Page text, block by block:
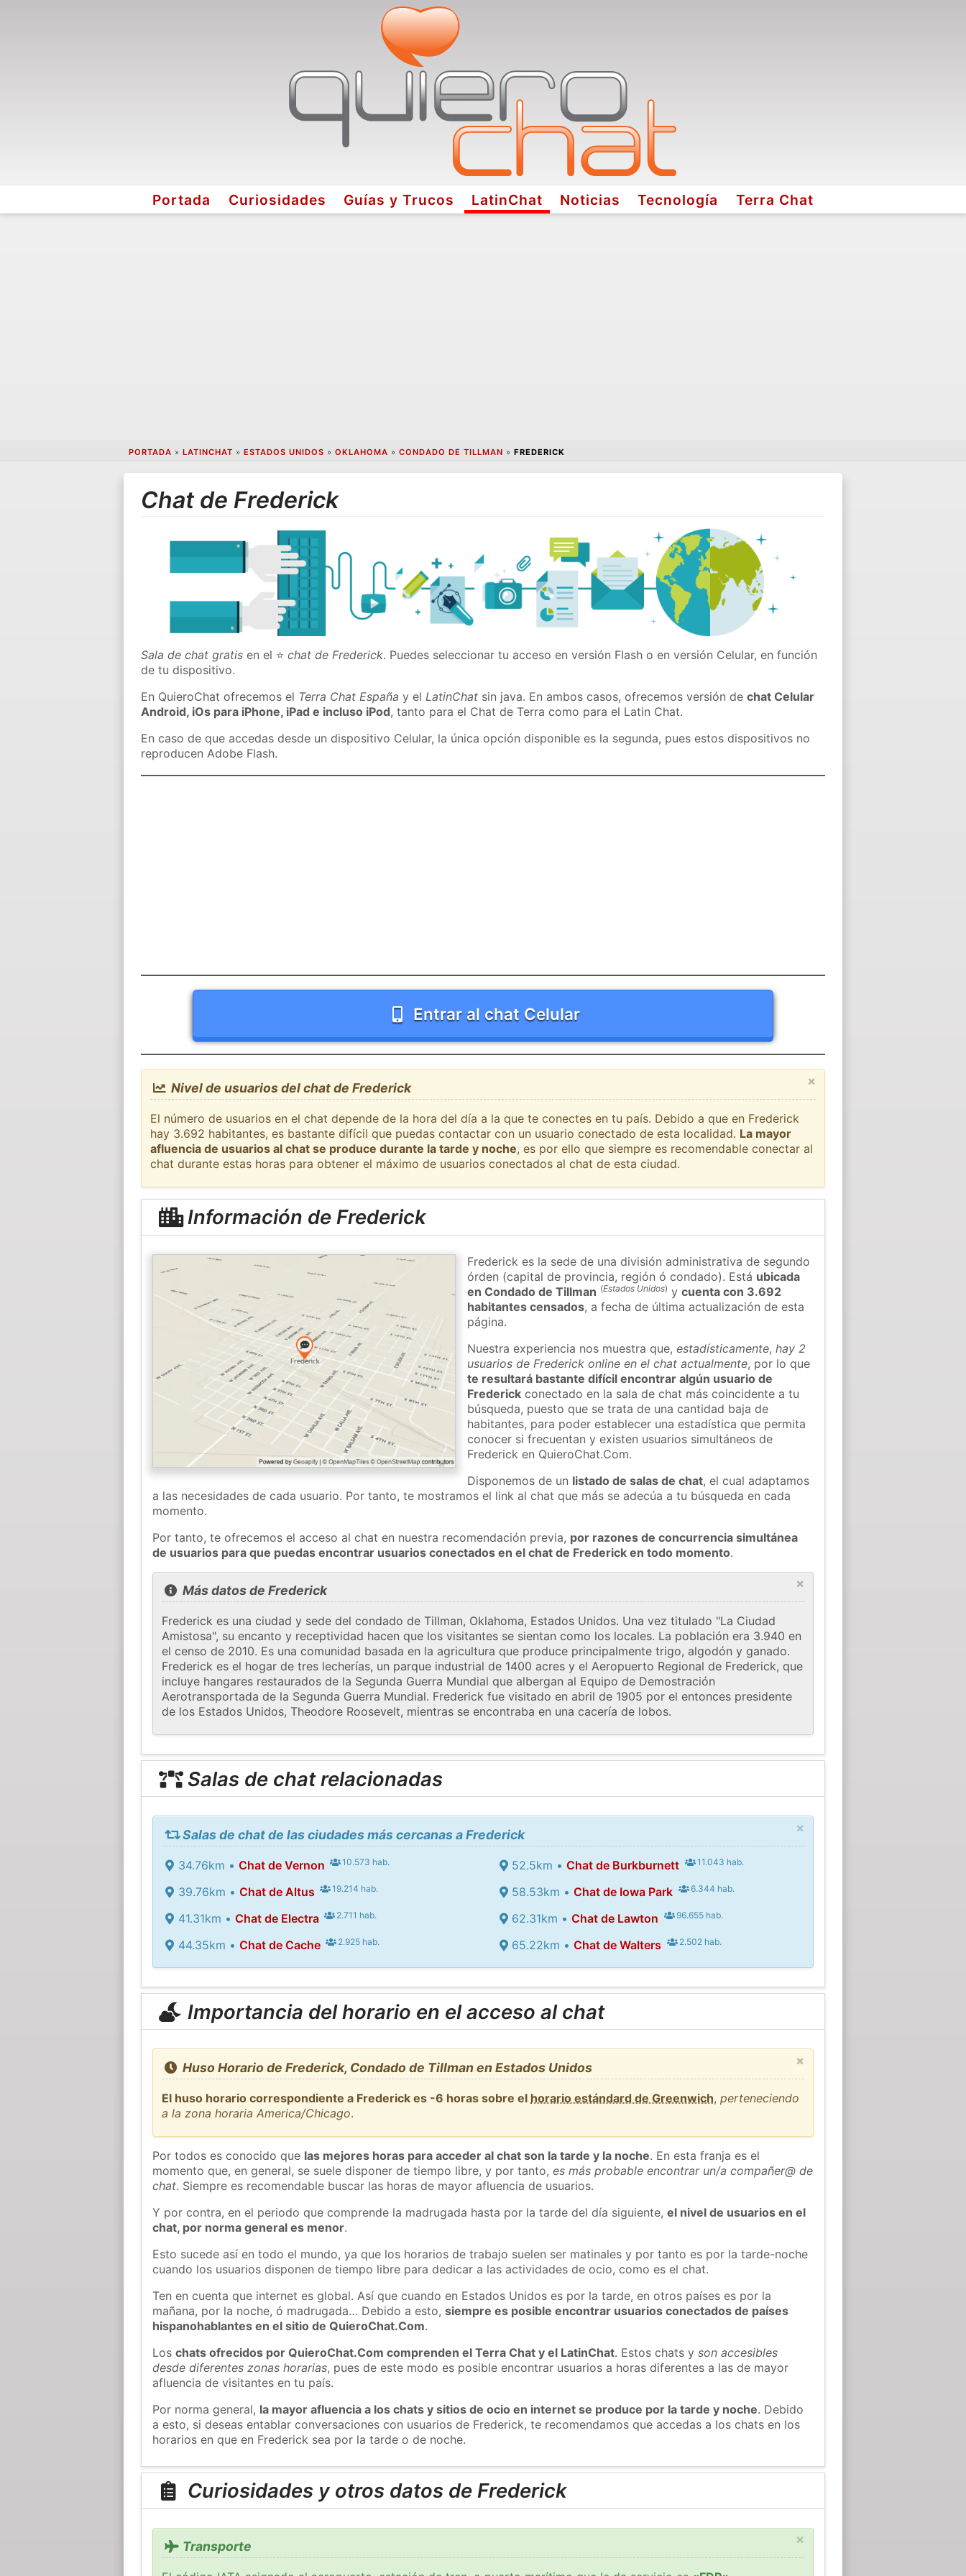
Portada Curiosidades Guías y Trucos LatinChat Noticias Tecnología Terra Chat
PORTADA » LATINCHAT » ESTADOS UNIDOS » OKLAHOMA » CONDADO DE TILLMAN » FREDERICK
Chat de Frederick
Sala de chat gratis en el ⭐chat de Frederick. Puedes seleccionar tu acceso en versión Flash o en versión Celular, en función
de tu dispositivo.
En QuieroChat ofrecemos el Terra Chat España y elLatinChat sin java. En ambos casos, ofrecemos versión dechat Celular
Android, iOs para iPhone, iPad e incluso iPod, tanto para el Chat de Terra como para el Latin Chat.
En caso de que accedas desde un dispositivo Celular, la única opción disponible es la segunda, pues estos dispositivos no
reproducen Adobe Flash.
Entrar al chat Celular
×
Nivel de usuarios del chat de Frederick
El número de usuarios en el chat depende de la hora del día a la que te conectes en tu país. Debido a que en Frederick
hay 3.692 habitantes, es bastante difícil que puedas contactar con un usuario conectado de esta localidad. La mayor
afluencia de usuarios al chat se produce durante la tarde y noche, es por ello que siempre es recomendable conectar al
chat durante estas horas para obtener el máximo de usuarios conectados al chat de esta ciudad.
Información de Frederick
Frederick es la sede de una división administrativa de segundo
órden (capital de provincia, región ó condado). Está ubicada
en Condado de Tillman (Estados Unidos) ycuenta con 3.692
habitantes censados, a fecha de última actualización de esta
página.
Nuestra experiencia nos muestra que,estadísticamente,hay 2
usuarios de Frederick online en el chat actualmente, por lo que
te resultará bastante difícil encontrar algún usuario de
Frederick conectado en la sala de chat más coincidente a tu
búsqueda, puesto que se trata de una cantidad baja de
habitantes, para poder establecer una estadística que permita
conocer si frecuentan y existen usuarios simultáneos de
Frederick en QuieroChat.Com.
Disponemos de un listado de salas de chat, el cual adaptamos
a las necesidades de cada usuario. Por tanto, te mostramos el link al chat que más se adecúa a tu búsqueda en cada
momento.
Por tanto, te ofrecemos el acceso al chat en nuestra recomendación previa, por razones de concurrencia simultánea
de usuarios para que puedas encontrar usuarios conectados en el chat de Frederick en todo momento.
×
Más datos de Frederick
Frederick es una ciudad y sede del condado de Tillman, Oklahoma, Estados Unidos. Una vez titulado "La Ciudad
Amistosa", su encanto y receptividad hacen que los visitantes se sientan como los locales. La población era 3.940 en
el censo de 2010. Es una comunidad basada en la agricultura que produce principalmente trigo, algodón y ganado.
Frederick es el hogar de tres lecherías, un parque industrial de 1400 acres y el Aeropuerto Regional de Frederick, que
incluye hangares restaurados de la Segunda Guerra Mundial que albergan al Equipo de Demostración
Aerotransportada de la Segunda Guerra Mundial. Frederick fue visitado en abril de 1905 por el entonces presidente
de los Estados Unidos, Theodore Roosevelt, mientras se encontraba en una cacería de lobos.
Salas de chat relacionadas
×
Salas de chat de las ciudades más cercanas a Frederick
34.76km • Chat de Vernon 10.573 hab.
39.76km • Chat de Altus 19.214 hab.
41.31km • Chat de Electra 2.711 hab.
44.35km • Chat de Cache 2.925 hab.
52.5km •Chat de Burkburnett 11.043 hab.
58.53km •Chat de Iowa Park 6.344 hab.
62.31km •Chat de Lawton 96.655 hab.
65.22km •Chat de Walters 2.502 hab.
Importancia del horario en el acceso al chat
×
Huso Horario de Frederick, Condado de Tillman en Estados Unidos
El huso horario correspondiente a Frederick es -6 horas sobre el horario estándard de Greenwich,perteneciendo
a la zona horaria America/Chicago.
Por todos es conocido que las mejores horas para acceder al chat son la tarde y la noche. En esta franja es el
momento que, en general, se suele disponer de tiempo libre, y por tanto,es más probable encontrar un/a compañer@ de
chat. Siempre es recomendable buscar las horas de mayor afluencia de usuarios.
Y por contra, en el periodo que comprende la madrugada hasta por la tarde del día siguiente,el nivel de usuarios en el
chat, por norma general es menor.
Esto sucede así en todo el mundo, ya que los horarios de trabajo suelen ser matinales y por tanto es por la tarde-noche
cuando los usuarios disponen de tiempo libre para dedicar a las actividades de ocio, como es el chat.
Ten en cuenta que internet es global. Así que cuando en Estados Unidos es por la tarde, en otros países es por la
mañana, por la noche, ó madrugada… Debido a esto,siempre es posible encontrar usuarios conectados de países
hispanohablantes en el sitio de QuieroChat.Com.
Loschats ofrecidos por QuieroChat.Com comprenden el Terra Chat y el LatinChat. Estos chats yson accesibles
desde diferentes zonas horarias, pues de este modo es posible encontrar usuarios a horas diferentes a las de mayor
afluencia de visitantes en tu país.
Por norma general, la mayor afluencia a los chats y sitios de ocio en internet se produce por la tarde y noche. Debido
a esto, si deseas entablar conversaciones con usuarios de Frederick, te recomendamos que accedas a los chats en los
horarios en que en Frederick sea por la tarde o de noche.
Curiosidades y otros datos de Frederick
×
Transporte